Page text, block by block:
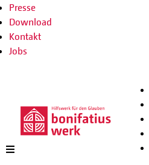
Presse
Download
Kontakt
Jobs